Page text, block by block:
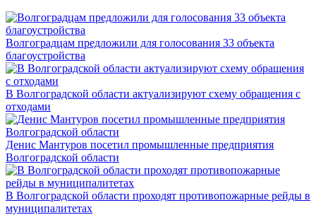
Волгоградцам предложили для голосования 33 объекта
благоустройства
В Волгоградской области актуализируют схему обращения с
отходами
Денис Мантуров посетил промышленные предприятия
Волгоградской области
В Волгоградской области проходят противопожарные рейды в
муниципалитетах